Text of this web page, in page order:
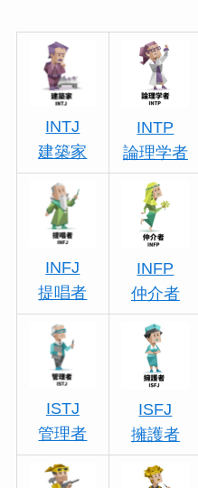
INTJ
建築家
INTP
論理学者
INFJ
提唱者
INFP
仲介者
ISTJ
管理者
ISFJ
擁護者